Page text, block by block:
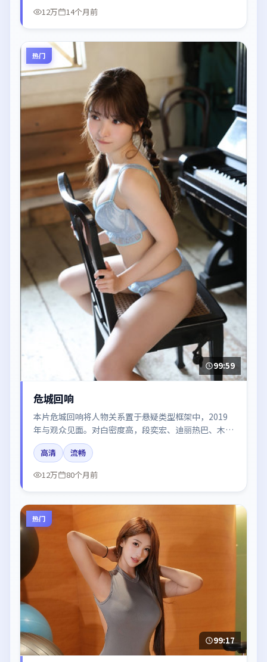
12万
14个月前
热门
99:59
危城回响
本片危城回响将人物关系置于悬疑类型框架中，2019
年与观众见面。对白密度高，段奕宏、迪丽热巴、木村
拓哉、雷佳音、于和伟的台词节奏值得关注；整体气质
偏泰国都市与冷色调摄影。
高清
流畅
12万
80个月前
热门
99:17